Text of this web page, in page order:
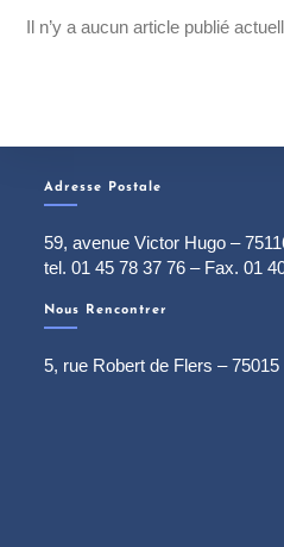
Il n’y a aucun article publié
Adresse Postale
59, avenue Victor Hugo –
tel. 01 45 78 37 76 – Fax. 01
Nous Rencontrer
5, rue Robert de Flers – 75015